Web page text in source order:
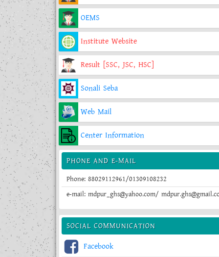
OEMS
Institute Website
Result [SSC, JSC, HSC]
Sonali Seba
Web Mail
Center Information
PHONE AND E-MAIL
Phone: 88029112961/01309108232
e-mail: mdpur_ghs@yahoo.com/
SOCIAL COMMUNICATION
Facebook